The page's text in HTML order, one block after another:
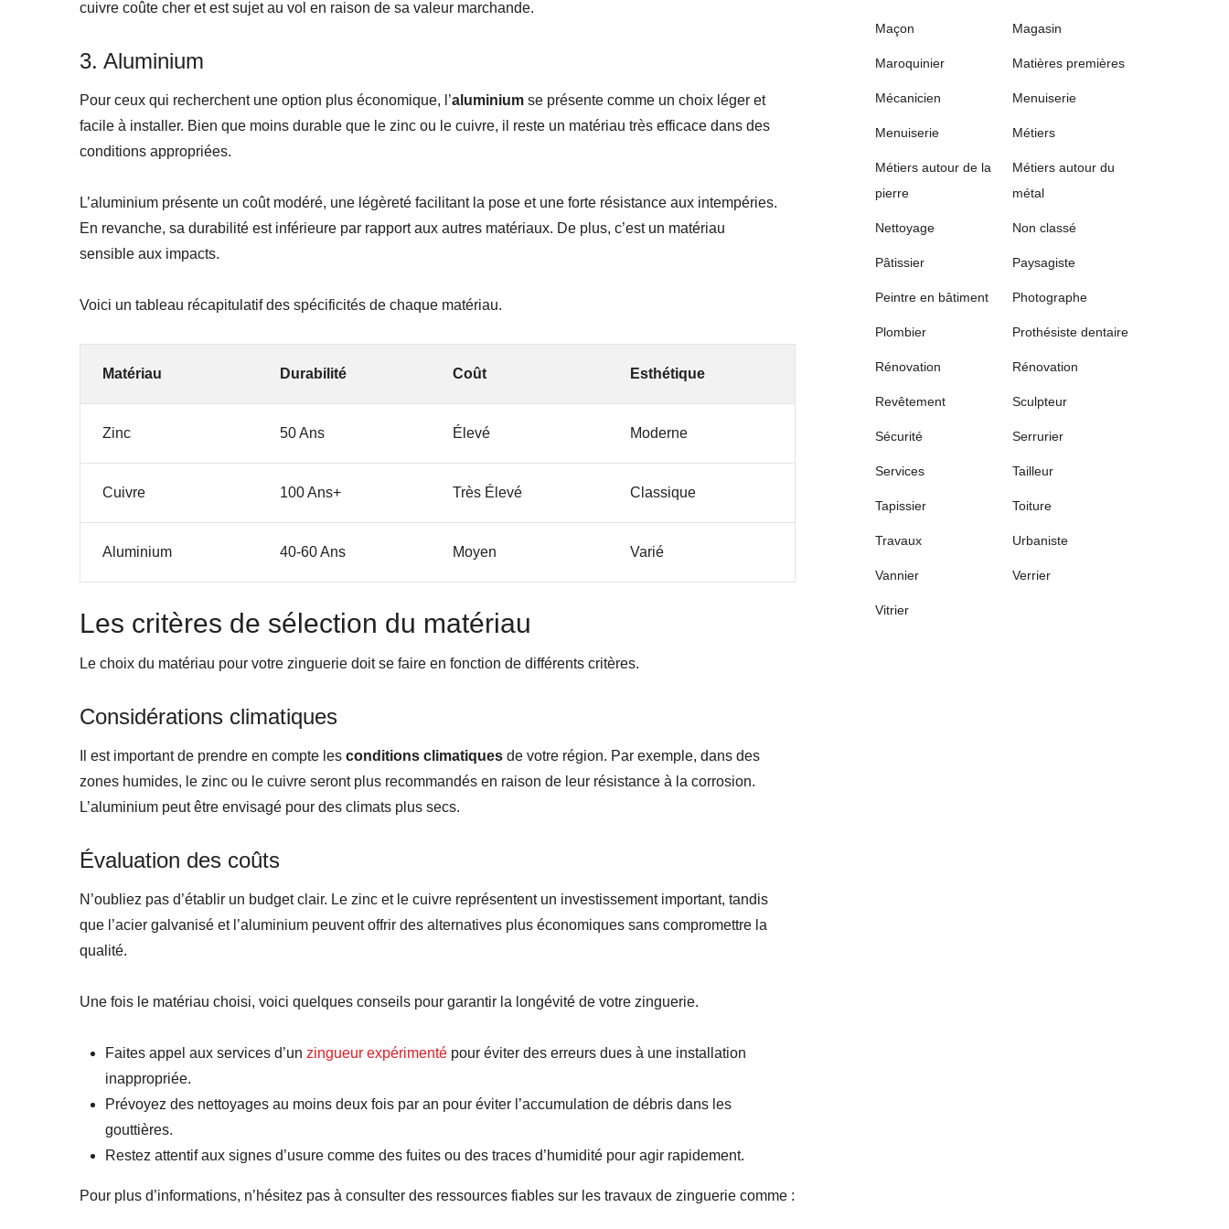
cuivre coûte cher et est sujet au vol en raison de sa valeur marchande.
3. Aluminium
Pour ceux qui recherchent une option plus économique, l’aluminium se présente comme un choix léger et
facile à installer. Bien que moins durable que le zinc ou le cuivre, il reste un matériau très efficace dans des
conditions appropriées.
L’aluminium présente un coût modéré, une l égèreté facilitant la pose et une forte résistance aux intempéries.
En revanche, sa durabilité est inférieure par rapport aux autres matériaux. De plus, c’est un matériau
sensible aux impacts.
Voici un tableau récapitulatif des spécificités de chaque matériau.
Matériau Durabilité Coût Esthétique
Zinc 50 Ans Élevé Moderne
Cuivre 100 Ans+ Très Élevé Classique
Aluminium 40-60 Ans Moyen Varié
Les critères de sélection du matériau
Le choix du matériau pour votre zinguerie doit se faire en fonction de différents critères.
Considérations climatiques
Il est important de prendre en compte les conditions climatiques de votre région. Par exemple, dans des
zones humides, le zinc ou le cuivre seront plus recommandés en raison de leur résistance à la corrosion.
L’aluminium peut être envisagé pour des climats plus secs.
Évaluation des coûts
N’oubliez pas d’établir un budget clair. Le zinc et le cuivre représentent un investissement important, tandis
que l’acier galvanisé et l’aluminium peuvent offrir des alternatives plus économiques sans compromettre la
qualité.
Une fois le matériau choisi, voici quelques conseils pour garantir la longévité de votre zinguerie.
Faites appel aux services d’un zingueur expérimenté pour éviter des erreurs dues à une installation
inappropriée.
Prévoyez des nettoyages au moins deux fois par an pour éviter l’accumulation de débris dans les
gouttières.
Restez attentif aux signes d’usure comme des fuites ou des traces d’humidité pour agir rapidement.
Pour plus d’informations, n’hésitez pas à consulter des ressources fiables sur les travaux de zinguerie comme :
Maçon Magasin
Maroquinier Matières premières
Mécanicien Menuiserie
Menuiserie Métiers
Métiers autour de la
pierre
Métiers autour du
métal
Nettoyage Non classé
Pâtissier Paysagiste
Peintre en bâtiment Photographe
Plombier Prothésiste dentaire
Rénovation Rénovation
Revêtement Sculpteur
Sécurité Serrurier
Services Tailleur
Tapissier Toiture
Travaux Urbaniste
Vannier Verrier
Vitrier